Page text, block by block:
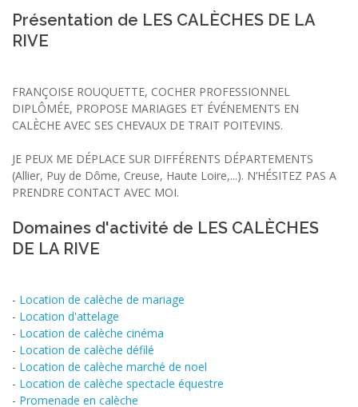
Présentation de LES CALÈCHES DE LA
RIVE
FRANÇOISE ROUQUETTE, COCHER PROFESSIONNEL
DIPLÔMÉE, PROPOSE MARIAGES ET ÉVÉNEMENTS EN
CALÈCHE AVEC SES CHEVAUX DE TRAIT POITEVINS.
JE PEUX ME DÉPLACE SUR DIFFÉRENTS DÉPARTEMENTS
(Allier, Puy de Dôme, Creuse, Haute Loire,...). N’HÉSITEZ PAS A
PRENDRE CONTACT AVEC MOI.
Domaines d'activité de LES CALÈCHES
DE LA RIVE
- Location de calèche de mariage
- Location d'attelage
- Location de calèche cinéma
- Location de calèche défilé
- Location de calèche marché de noel
- Location de calèche spectacle équestre
- Promenade en calèche